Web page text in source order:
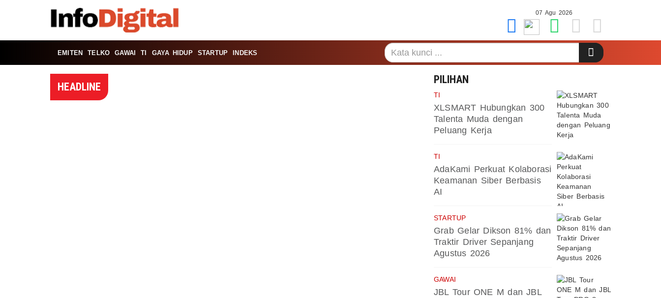
07 Agu 2026
EMITEN TELKO GAWAI TI GAYA HIDUP STARTUP INDEKS
HEADLINE
PILIHAN
TI
XLSMART Hubungkan 300
Talenta Muda dengan
Peluang Kerja
TI
AdaKami Perkuat Kolaborasi
Keamanan Siber Berbasis
AI
STARTUP
Grab Gelar Dikson 81% dan
Traktir Driver Sepanjang
Agustus 2026
GAWAI
JBL Tour ONE M dan JBL